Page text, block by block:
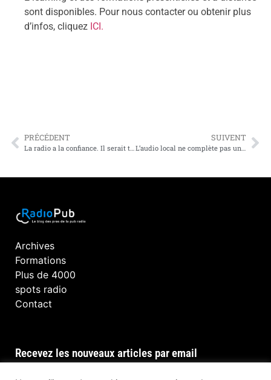
sont disponibles. Pour nous contacter ou obtenir plus
d’infos, cliquez ICI.
PRÉCÉDENT
La radio a la confiance. Il serait temps qu’elle s’en serve.
SUIVENT
L’audio local ne complète pas un plan média, il le rend meilleur.
Archives
Formations
Plus de 4000
spots radio
Contact
Recevez les nouveaux articles par email